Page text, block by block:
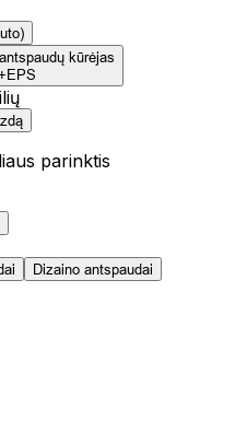
kūrėjas
EPS
parinktis
Dizaino antspaudai